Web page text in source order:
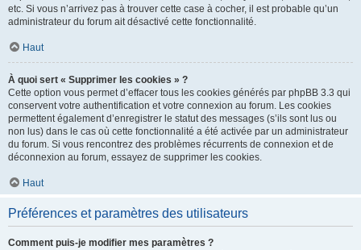
etc. Si vous n’arrivez pas à trouver cette case à cocher, il est probable qu’un
administrateur du forum ait désactivé cette fonctionnalité.
Haut
À quoi sert « Supprimer les cookies » ?
Cette option vous permet d’effacer tous les cookies générés par phpBB 3.3 qui
conservent votre authentification et votre connexion au forum. Les cookies
permettent également d’enregistrer le statut des messages (s’ils sont lus ou
non lus) dans le cas où cette fonctionnalité a été activée par un administrateur
du forum. Si vous rencontrez des problèmes récurrents de connexion et de
déconnexion au forum, essayez de supprimer les cookies.
Haut
Préférences et paramètres des utilisateurs
Comment puis-je modifier mes paramètres ?